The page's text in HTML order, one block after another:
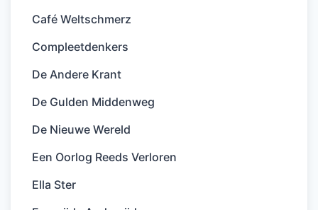
Café Weltschmerz
Compleetdenkers
De Andere Krant
De Gulden Middenweg
De Nieuwe Wereld
Een Oorlog Reeds Verloren
Ella Ster